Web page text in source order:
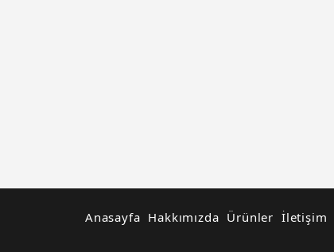
Anasayfa Hakkımızda Ürünler İletişim